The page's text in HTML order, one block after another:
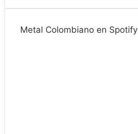
e
u
Metal Colombiano en Spotify